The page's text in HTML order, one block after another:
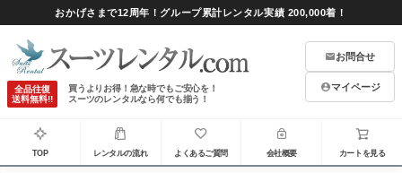
おかげさまで12周年！グループ累計レンタル実績 200,000着！
全品往復
送料無料!!
買うよりお得！急な時でもご安心を！
スーツのレンタルなら何でも揃う！
お問合せ
マイページ
TOP レンタルの流れ よくあるご質問 会社概要 カートを見る